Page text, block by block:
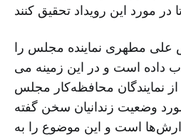
علی مطهری نماینده مجلس را
داده است و در این زمینه می
نمایندگان محافظه‌کار مجلس
وضعیت زندانیان سخن گفته
است و این موضوع را به